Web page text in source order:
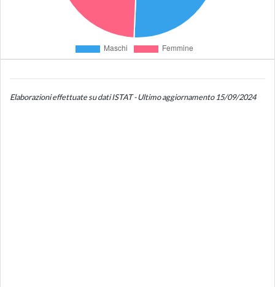
Elaborazioni effettuate su dati ISTAT - Ultimo aggiornamento 15/09/2024